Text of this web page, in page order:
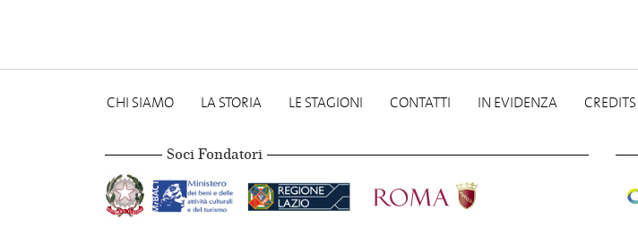
CHI SIAMO LA STORIA LE STAGIONI CONTATTI IN EVIDENZA CREDITS
Soci Fondatori